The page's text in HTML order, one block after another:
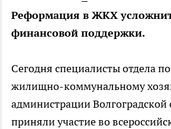
Реформация в ЖКХ
финансовой поддержки.
Сегодня специалисты отдела
жилищно-коммунальному
администрации Волгоградской
приняли участие во